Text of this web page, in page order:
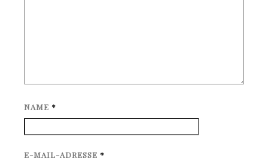
NAME *
E-MAIL-ADRESSE *